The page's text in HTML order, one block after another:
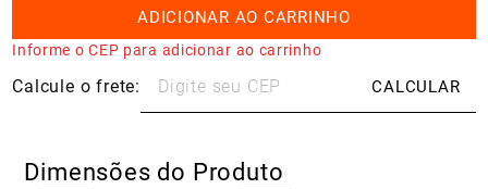
ADICIONAR AO CARRINHO
Informe o CEP para adicionar ao carrinho
Dimensões do Produto